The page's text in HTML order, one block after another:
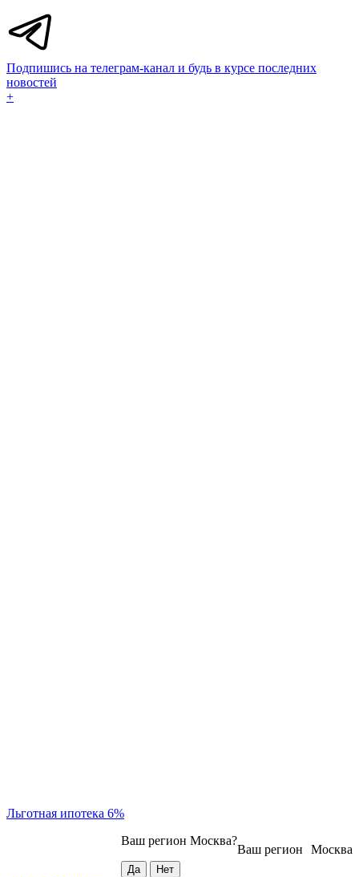
Подпишись на телеграм-канал и будь в курсе последних
новостей
+
Льготная ипотека 6%
Москва
Ваш регион
Ваш регион Москва?